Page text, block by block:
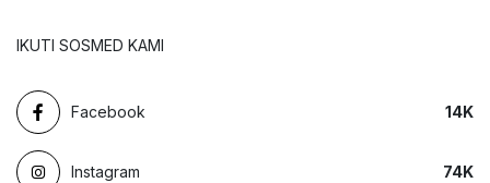
IKUTI SOSMED KAMI
Facebook 14K
Instagram 74K